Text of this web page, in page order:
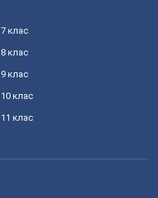
7 клас
8 клас
9 клас
10 клас
11 клас